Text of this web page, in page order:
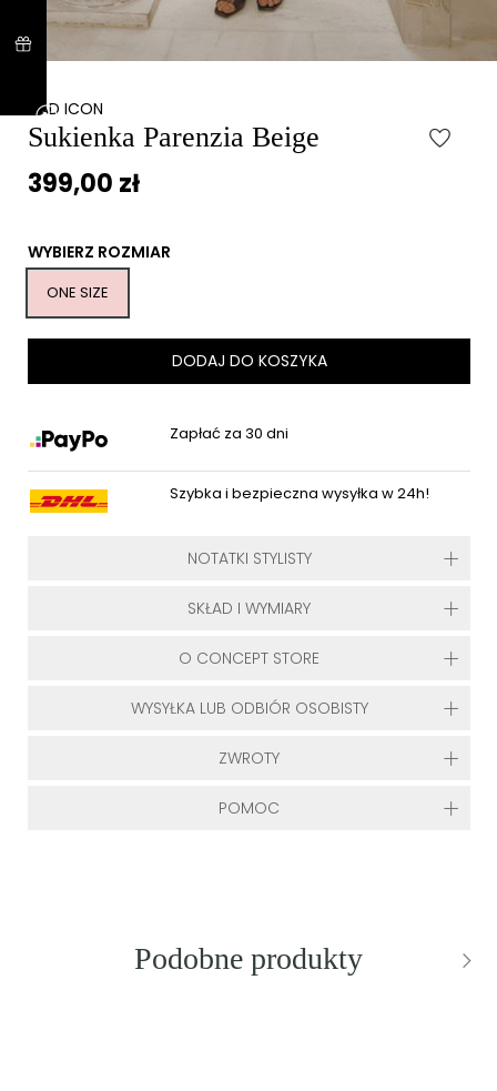
BAD ICON
Sukienka Parenzia Beige
399,00 zł
WYBIERZ ROZMIAR
ONE SIZE
DODAJ DO KOSZYKA
Zapłać za 30 dni
Szybka i bezpieczna wysyłka w 24h!
NOTATKI STYLISTY
SKŁAD I WYMIARY
O CONCEPT STORE
WYSYŁKA LUB ODBIÓR OSOBISTY
ZWROTY
POMOC
Podobne produkty